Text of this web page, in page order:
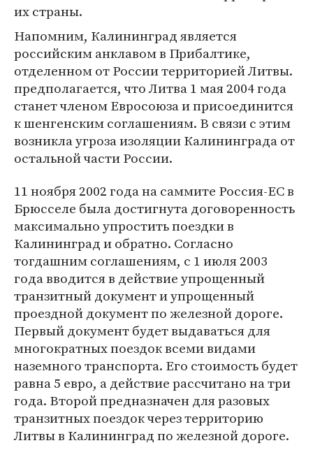
их страны.
Напомним, Калининград является
российским анклавом в Прибалтике,
отделенном от России территорией Литвы.
предполагается, что Литва 1 мая 2004 года
станет членом Евросоюза и присоединится
к шенгенским соглашениям. В связи с этим
возникла угроза изоляции Калининграда от
остальной части России.
11 ноября 2002 года на саммите Россия-ЕС в
Брюсселе была достигнута договоренность
максимально упростить поездки в
Калининград и обратно. Согласно
тогдашним соглашениям, с 1 июля 2003
года вводится в действие упрощенный
транзитный документ и упрощенный
проездной документ по железной дороге.
Первый документ будет выдаваться для
многократных поездок всеми видами
наземного транспорта. Его стоимость будет
равна 5 евро, а действие рассчитано на три
года. Второй предназначен для разовых
транзитных поездок через территорию
Литвы в Калининград по железной дороге.